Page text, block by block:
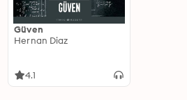
Güven
Hernan Diaz
4.1